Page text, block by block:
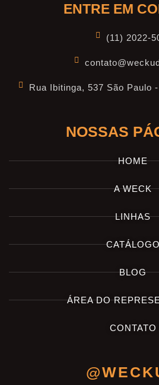
ENTRE EM
(11) 2022-
Rua Ibitinga, 537 São Paulo
NOSSAS
HOME
A WECK
LINHAS
BLOG
ÁREA DO
CONTATO